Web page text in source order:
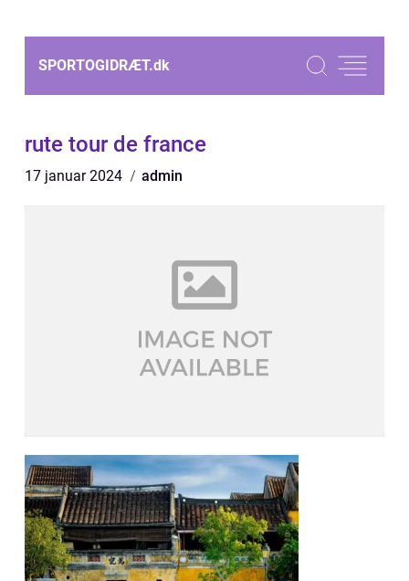
SPORTOGIDRÆT.dk
rute tour de france
17 januar 2024 admin